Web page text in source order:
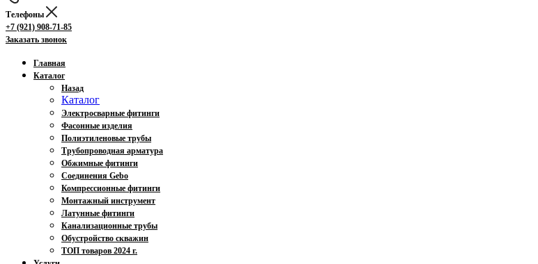
Телефоны
+7 (921) 908-71-85
Заказать звонок
Главная
Каталог
Назад
Каталог
Электросварные фитинги
Фасонные изделия
Полиэтиленовые трубы
Трубопроводная арматура
Обжимные фитинги
Соединения Gebo
Компрессионные фитинги
Монтажный инструмент
Латунные фитинги
Канализационные трубы
Обустройство скважин
ТОП товаров 2024 г.